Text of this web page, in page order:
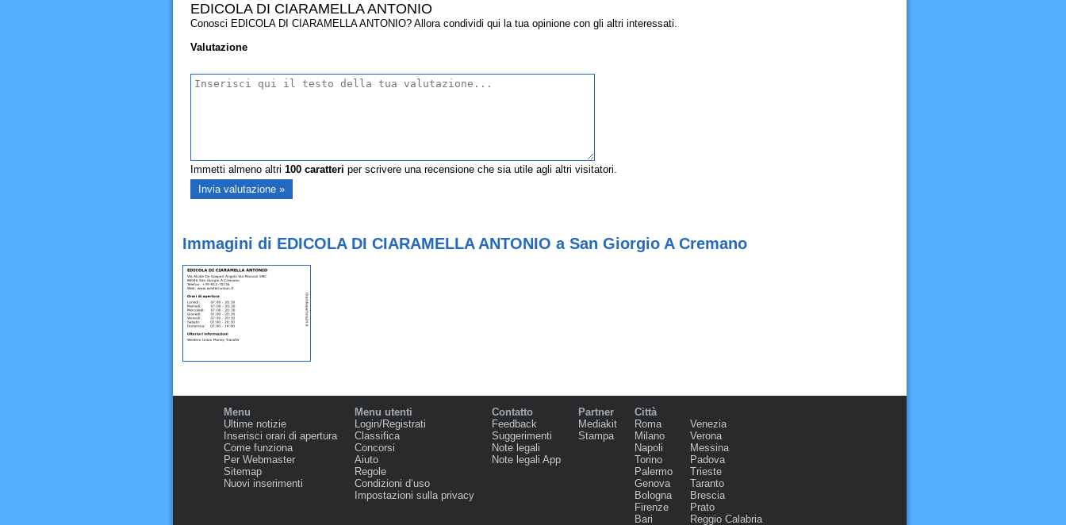
EDICOLA DI CIARAMELLA ANTONIO
Conosci EDICOLA DI CIARAMELLA ANTONIO? Allora condividi qui la tua opinione con gli altri interessati.
Valutazione
Immetti almeno altri 100caratteri per scrivere una recensione che sia utile agli altri visitatori.
Immagini di EDICOLA DI CIARAMELLA ANTONIO a San Giorgio A Cremano
Menu
Ultime notizie
Inserisci orari di apertura
Come funziona
Per Webmaster
Sitemap
Nuovi inserimenti
Menu utenti
Login/Registrati
Classifica
Concorsi
Aiuto
Regole
Condizioni d‘uso
Impostazioni sulla privacy
Contatto
Feedback
Suggerimenti
Note legali
Note legali App
Partner
Mediakit
Stampa
Città
Roma
Milano
Napoli
Torino
Palermo
Genova
Bologna
Firenze
Bari
Venezia
Verona
Messina
Padova
Trieste
Taranto
Brescia
Prato
Reggio Calabria